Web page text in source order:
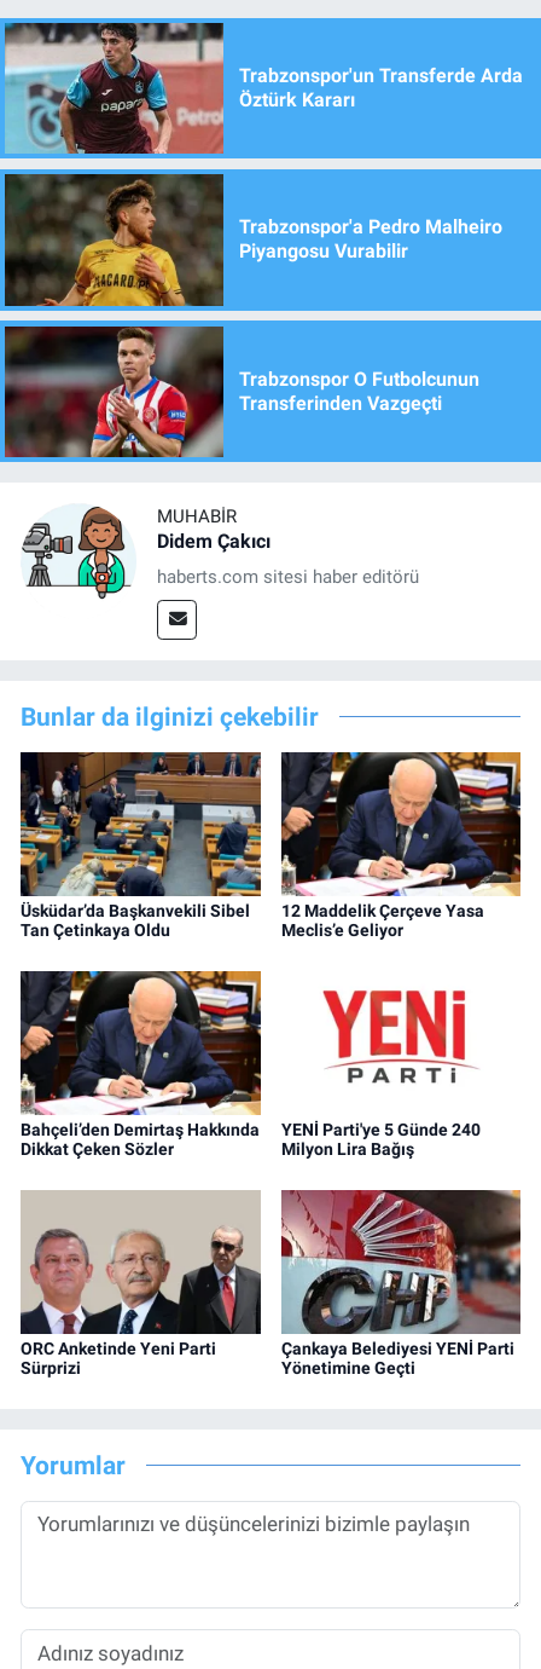
Trabzonspor'un Transferde Arda
Öztürk Kararı
Trabzonspor'a Pedro Malheiro
Piyangosu Vurabilir
Trabzonspor O Futbolcunun
Transferinden Vazgeçti
MUHABIR
Didem Çakıcı
haberts.com sitesi haber editörü
Bunlar da ilginizi çekebilir
Üsküdar’da Başkanvekili Sibel
Tan Çetinkaya Oldu
12 Maddelik Çerçeve Yasa
Meclis’e Geliyor
Bahçeli’den Demirtaş Hakkında
Dikkat Çeken Sözler
YENİ Parti'ye 5 Günde 240
Milyon Lira Bağış
ORC Anketinde Yeni Parti
Sürprizi
Çankaya Belediyesi YENİ Parti
Yönetimine Geçti
Yorumlar